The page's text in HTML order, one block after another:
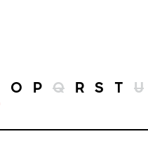
O P Q R S T U